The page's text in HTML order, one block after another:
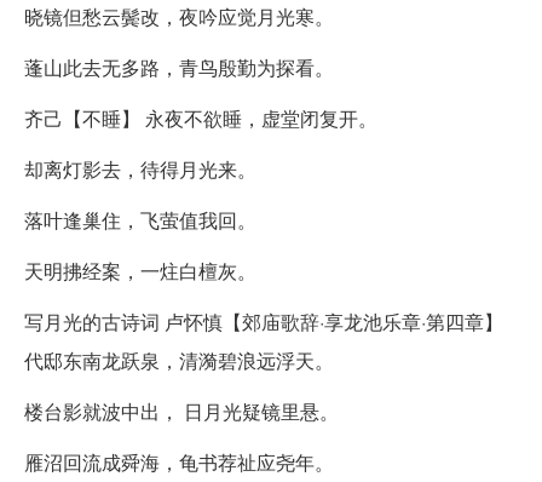
晓镜但愁云鬓改，夜吟应觉月光寒。
蓬山此去无多路，青鸟殷勤为探看。
齐己【不睡】 永夜不欲睡，虚堂闭复开。
却离灯影去，待得月光来。
落叶逢巢住，飞萤值我回。
天明拂经案，一炷白檀灰。
写月光的古诗词 卢怀慎【郊庙歌辞·享龙池乐章·第四章】
代邸东南龙跃泉，清漪碧浪远浮天。
楼台影就波中出， 日月光疑镜里悬。
雁沼回流成舜海，龟书荐祉应尧年。